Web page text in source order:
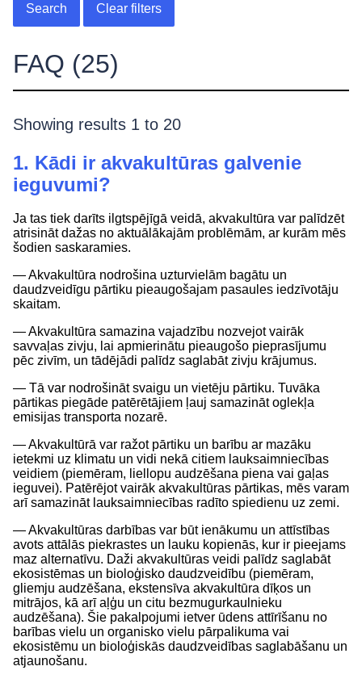
Search Clear filters
FAQ (25)
Showing results 1 to 20
1. Kādi ir akvakultūras galvenie
ieguvumi?
Ja tas tiek darīts ilgtspējīgā veidā, akvakultūra var palīdzēt
atrisināt dažas no aktuālākajām problēmām, ar kurām mēs
šodien saskaramies.
— Akvakultūra nodrošina uzturvielām bagātu un
daudzveidīgu pārtiku pieaugošajam pasaules iedzīvotāju
skaitam.
— Akvakultūra samazina vajadzību nozvejot vairāk
savvaļas zivju, lai apmierinātu pieaugošo pieprasījumu
pēc zivīm, un tādējādi palīdz saglabāt zivju krājumus.
— Tā var nodrošināt svaigu un vietēju pārtiku. Tuvāka
pārtikas piegāde patērētājiem ļauj samazināt oglekļa
emisijas transporta nozarē.
— Akvakultūrā var ražot pārtiku un barību ar mazāku
ietekmi uz klimatu un vidi nekā citiem lauksaimniecības
veidiem (piemēram, liellopu audzēšana piena vai gaļas
ieguvei). Patērējot vairāk akvakultūras pārtikas, mēs varam
arī samazināt lauksaimniecības radīto spiedienu uz zemi.
— Akvakultūras darbības var būt ienākumu un attīstības
avots attālās piekrastes un lauku kopienās, kur ir pieejams
maz alternatīvu. Daži akvakultūras veidi palīdz saglabāt
ekosistēmas un bioloģisko daudzveidību (piemēram,
gliemju audzēšana, ekstensīva akvakultūra dīķos un
mitrājos, kā arī aļģu un citu bezmugurkaulnieku
audzēšana). Šie pakalpojumi ietver ūdens attīrīšanu no
barības vielu un organisko vielu pārpalikuma vai
ekosistēmu un bioloģiskās daudzveidības saglabāšanu un
atjaunošanu.